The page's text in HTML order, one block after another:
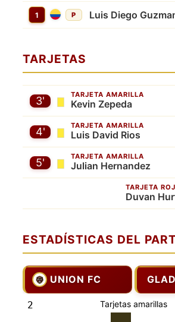
1 P Luis Diego
TARJETAS
TARJETA AMARILLA
Kevin Zepeda
3'
TARJETA AMARILLA
Luis David Rios
4'
TARJETA AMARILLA
Julian Hernandez
5'
TARJETA
Duvan
ESTADÍSTICAS DEL
UNION FC
2 Tarjetas amarillas